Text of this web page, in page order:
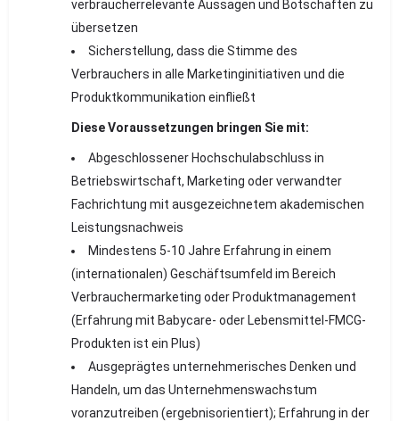
verbraucherrelevante Aussagen und Botschaften zu
übersetzen
Sicherstellung, dass die Stimme des
Verbrauchers in alle Marketinginitiativen und die
Produktkommunikation einfließt
Diese Voraussetzungen bringen Sie mit:
Abgeschlossener Hochschulabschluss in
Betriebswirtschaft, Marketing oder verwandter
Fachrichtung mit ausgezeichnetem akademischen
Leistungsnachweis
Mindestens 5-10 Jahre Erfahrung in einem
(internationalen) Geschäftsumfeld im Bereich
Verbrauchermarketing oder Produktmanagement
(Erfahrung mit Babycare- oder Lebensmittel-FMCG-
Produkten ist ein Plus)
Ausgeprägtes unternehmerisches Denken und
Handeln, um das Unternehmenswachstum
voranzutreiben (ergebnisorientiert); Erfahrung in der